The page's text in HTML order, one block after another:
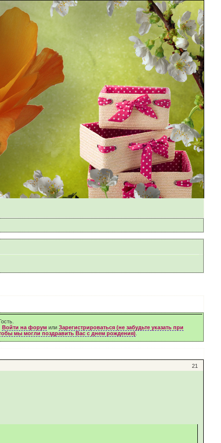
Войти на форумили Зарегистрироваться (не забудьте указать при
мы могли поздравить Вас с днем рождения)
21